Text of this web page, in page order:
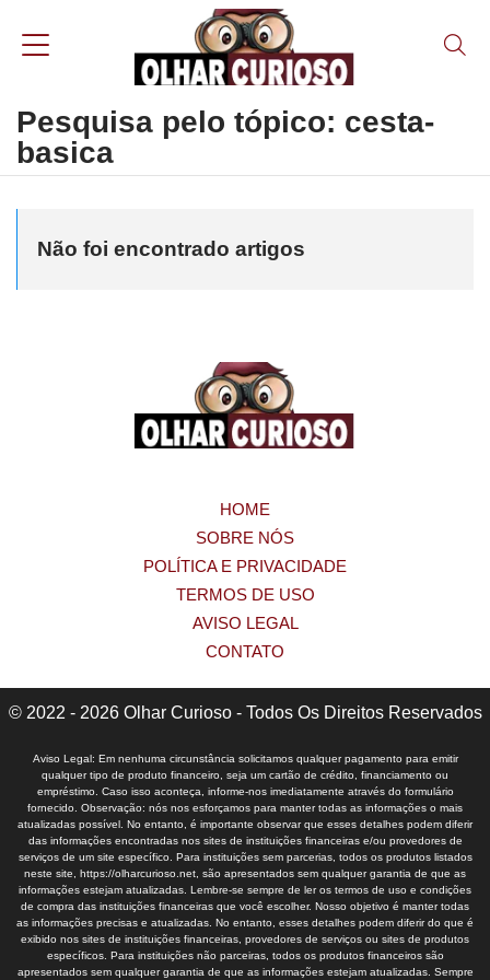
Pesquisa pelo tópico: cesta-
basica
Não foi encontrado artigos
HOME
SOBRE NÓS
POLÍTICA E PRIVACIDADE
TERMOS DE USO
AVISO LEGAL
CONTATO
© 2022 - 2026 Olhar Curioso - Todos Os Direitos Reservados
Aviso Legal: Em nenhuma circunstância solicitamos qualquer pagamento para emitir
qualquer tipo de produto financeiro, seja um cartão de crédito, financiamento ou
empréstimo. Caso isso aconteça, informe-nos imediatamente através do formulário
fornecido. Observação: nós nos esforçamos para manter todas as informações o mais
atualizadas possível. No entanto, é importante observar que esses detalhes podem diferir
das informações encontradas nos sites de instituições financeiras e/ou provedores de
serviços de um site específico. Para instituições sem parcerias, todos os produtos listados
neste site, https://olharcurioso.net, são apresentados sem qualquer garantia de que as
informações estejam atualizadas. Lembre-se sempre de ler os termos de uso e condições
de compra das instituições financeiras que você escolher. Nosso objetivo é manter todas
as informações precisas e atualizadas. No entanto, esses detalhes podem diferir do que é
exibido nos sites de instituições financeiras, provedores de serviços ou sites de produtos
específicos. Para instituições não parceiras, todos os produtos financeiros são
apresentados sem qualquer garantia de que as informações estejam atualizadas. Sempre